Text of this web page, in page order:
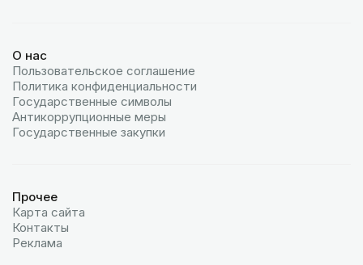
О нас
Пользовательское соглашение
Политика конфиденциальности
Государственные символы
Антикоррупционные меры
Государственные закупки
Прочее
Карта сайта
Контакты
Реклама